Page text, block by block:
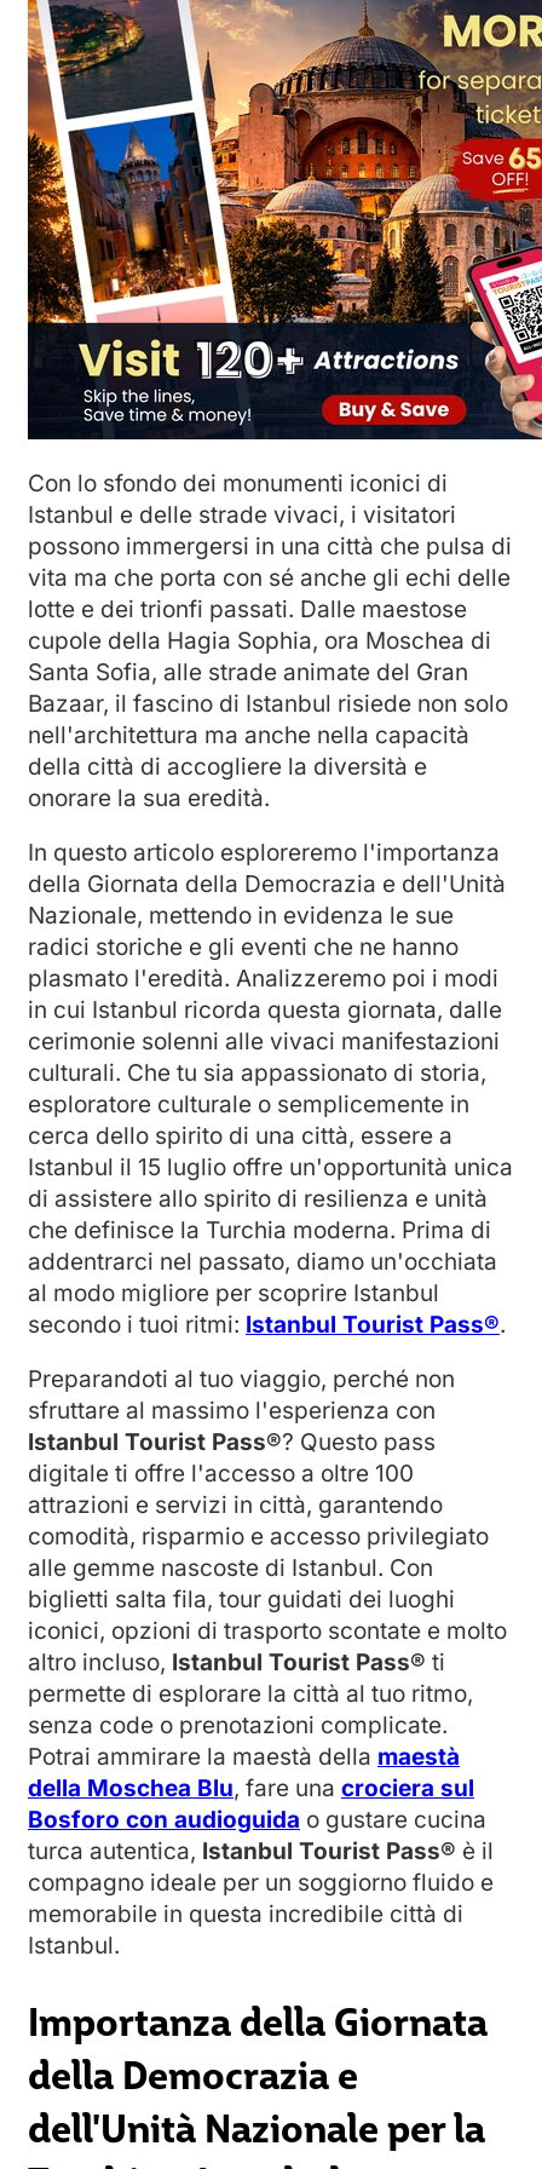
Con lo sfondo dei monumenti iconici di
Istanbul e delle strade vivaci, i visitatori
possono immergersi in una città che pulsa di
vita ma che porta con sé anche gli echi delle
lotte e dei trionfi passati. Dalle maestose
cupole della Hagia Sophia, ora Moschea di
Santa Sofia, alle strade animate del Gran
Bazaar, il fascino di Istanbul risiede non solo
nell'architettura ma anche nella capacità
della città di accogliere la diversità e
onorare la sua eredità.
In questo articolo esploreremo l'importanza
della Giornata della Democrazia e dell'Unità
Nazionale, mettendo in evidenza le sue
radici storiche e gli eventi che ne hanno
plasmato l'eredità. Analizzeremo poi i modi
in cui Istanbul ricorda questa giornata, dalle
cerimonie solenni alle vivaci manifestazioni
culturali. Che tu sia appassionato di storia,
esploratore culturale o semplicemente in
cerca dello spirito di una città, essere a
Istanbul il 15 luglio offre un'opportunità unica
di assistere allo spirito di resilienza e unità
che definisce la Turchia moderna. Prima di
addentrarci nel passato, diamo un'occhiata
al modo migliore per scoprire Istanbul
secondo i tuoi ritmi: Istanbul Tourist Pass®.
Preparandoti al tuo viaggio, perché non
sfruttare al massimo l'esperienza con
Istanbul Tourist Pass®? Questo pass
digitale ti offre l'accesso a oltre 100
attrazioni e servizi in città, garantendo
comodità, risparmio e accesso privilegiato
alle gemme nascoste di Istanbul. Con
biglietti salta fila, tour guidati dei luoghi
iconici, opzioni di trasporto scontate e molto
altro incluso, Istanbul Tourist Pass® ti
permette di esplorare la città al tuo ritmo,
senza code o prenotazioni complicate.
Potrai ammirare la maestà della maestà
della Moschea Blu, fare una crociera sul
Bosforo con audioguida o gustare cucina
turca autentica, Istanbul Tourist Pass® è il
compagno ideale per un soggiorno fluido e
memorabile in questa incredibile città di
Istanbul.
Importanza della Giornata
della Democrazia e
dell'Unità Nazionale per la